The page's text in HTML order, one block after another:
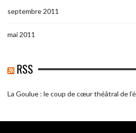
septembre 2011
mai 2011
RSS
La Goulue : le coup de cœur théâtral de